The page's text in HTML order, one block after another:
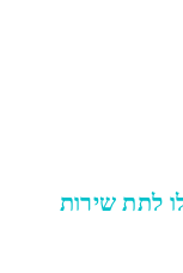
לתת שירות